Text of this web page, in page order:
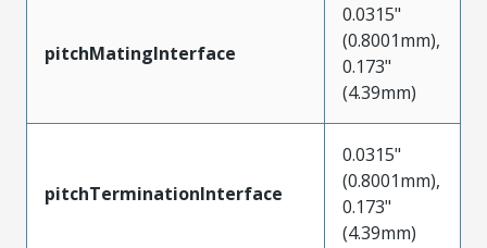
pitchMatingInterface
0.0315"
(0.8001mm),
0.173"
(4.39mm)
pitchTerminationInterface
0.0315"
(0.8001mm),
0.173"
(4.39mm)